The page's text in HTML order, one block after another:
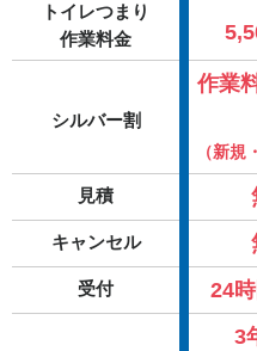
トイレつまり
作業料金
シルバー割
作業
（新規
見積
キャンセル
受付 24
3